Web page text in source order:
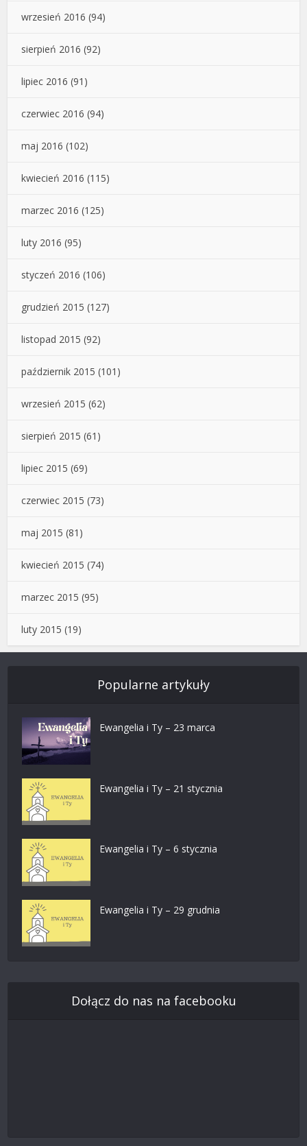
wrzesień 2016 (94)
sierpień 2016 (92)
lipiec 2016 (91)
czerwiec 2016 (94)
maj 2016 (102)
kwiecień 2016 (115)
marzec 2016 (125)
luty 2016 (95)
styczeń 2016 (106)
grudzień 2015 (127)
listopad 2015 (92)
październik 2015 (101)
wrzesień 2015 (62)
sierpień 2015 (61)
lipiec 2015 (69)
czerwiec 2015 (73)
maj 2015 (81)
kwiecień 2015 (74)
marzec 2015 (95)
luty 2015 (19)
Popularne artykuły
Ewangelia i Ty – 23 marca
Ewangelia i Ty – 21 stycznia
Ewangelia i Ty – 6 stycznia
Ewangelia i Ty – 29 grudnia
Dołącz do nas na facebooku